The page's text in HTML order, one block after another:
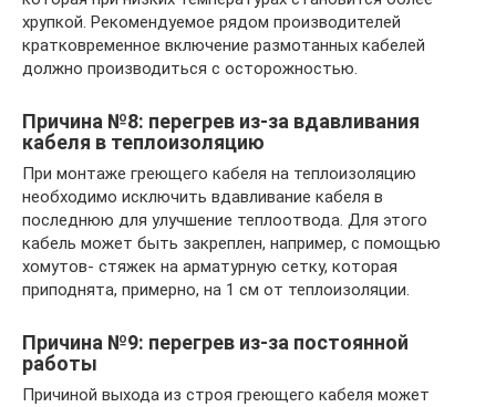
хрупкой. Рекомендуемое рядом производителей
кратковременное включение размотанных кабелей
должно производиться с осторожностью.
Причина №8: перегрев из-за вдавливания
кабеля в теплоизоляцию
При монтаже греющего кабеля на теплоизоляцию
необходимо исключить вдавливание кабеля в
последнюю для улучшение теплоотвода. Для этого
кабель может быть закреплен, например, с помощью
хомутов- стяжек на арматурную сетку, которая
приподнята, примерно, на 1 см от теплоизоляции.
Причина №9: перегрев из-за постоянной
работы
Причиной выхода из строя греющего кабеля может